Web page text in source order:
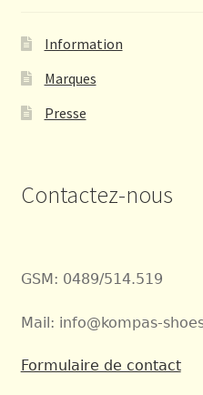
Information
Marques
Presse
Contactez-nous
GSM: 0489/514.519
Mail: info@kompas-
Formulaire de contact